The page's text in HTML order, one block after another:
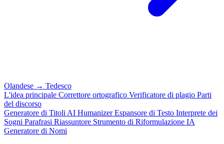
Olandese → Tedesco
L'idea principale Correttore ortografico Verificatore di plagio Parti
del discorso
Generatore di Titoli AI HumanizerEspansore di Testo Interprete dei
Sogni Parafrasi Riassuntore Strumento di Riformulazione IA
Generatore di Nomi